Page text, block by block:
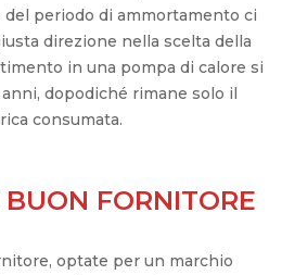
periodo di ammortamento ci
direzione nella scelta della
in una pompa di calore si
dopodiché rimane solo il
consumata.
FORNITORE
optate per un marchio